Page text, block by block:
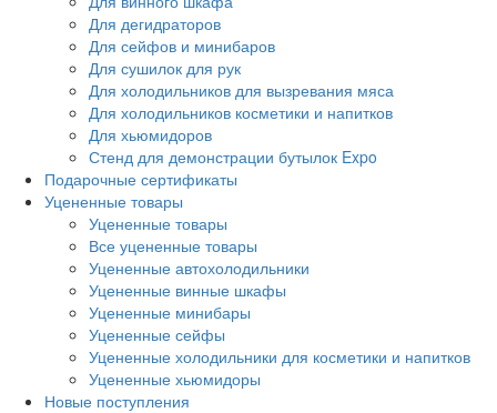
Для дегидраторов
Для сейфов и минибаров
Для сушилок для рук
Для холодильников для вызревания мяса
Для холодильников косметики и напитков
Для хьюмидоров
Стенд для демонстрации бутылок Expo
Подарочные сертификаты
Уцененные товары
Уцененные товары
Все уцененные товары
Уцененные автохолодильники
Уцененные винные шкафы
Уцененные минибары
Уцененные сейфы
Уцененные холодильники для косметики и напитков
Уцененные хьюмидоры
Новые поступления